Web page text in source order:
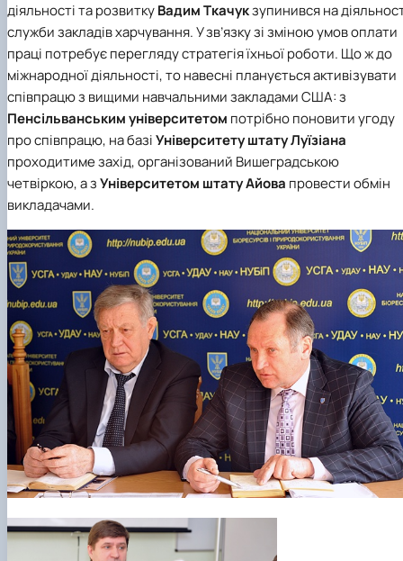
діяльності та розвиткуВадим Ткачукзупинився на
служби закладів харчування. У зв’язку зі зміною умов оплати
праці потребує перегляду стратегія їхньої роботи. Що ж до
міжнародної діяльності, то навесні планується активізувати
співпрацю з вищими навчальними закладами США: з
Пенсільванським університетом потрібно поновити угоду
про співпрацю, на базіУніверситету штату Луїзіана
проходитиме захід, організований Вишеградською
четвіркою, а зУніверситетом штату Айова провести обмін
викладачами.